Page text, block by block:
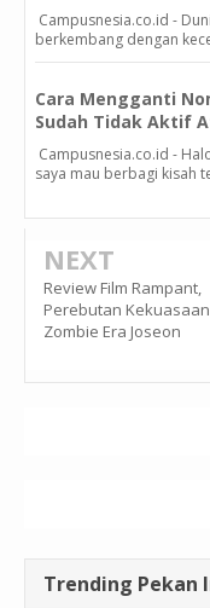
Campusnesia.co.id -
berkembang dengan
Cara Mengganti
Sudah Tidak Aktif
Campusnesia.co.id -
saya mau berbagi kisah
NEXT
Review Film Rampant,
Perebutan
Zombie Era Joseon
Trending Pekan